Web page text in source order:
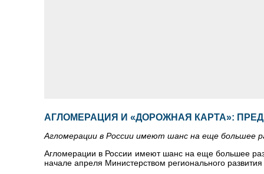
АГЛОМЕРАЦИЯ И «ДОРОЖНАЯ КАРТА»:
Агломерации в России имеют шанс на еще большее
Агломерации в России имеют шанс на еще большее
начале апреля Министерством регионального